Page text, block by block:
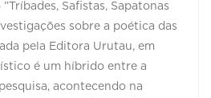
Safistas, Sapatonas
sobre a poética das
pela Editora Urutau, em
é um híbrido entre a
acontecendo na